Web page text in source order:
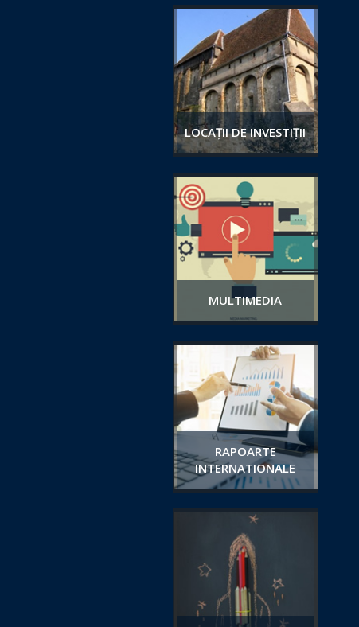
LOCAȚII DE INVESTIȚII
MULTIMEDIA
RAPOARTE
INTERNATIONALE